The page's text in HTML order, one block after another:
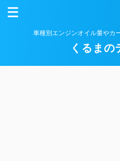
車種別エンジンオイル量やカ
くるまの